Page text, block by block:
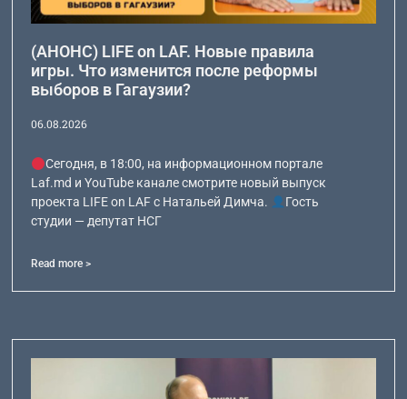
(АНОНС) LIFE on LAF. Новые правила
игры. Что изменится после реформы
выборов в Гагаузии?
06.08.2026
Сегодня, в 18:00, на информационном портале
Laf.md и YouTube канале смотрите новый выпуск
проекта LIFE on LAF с Натальей Димча.
Гость
студии — депутат НСГ
Read more >